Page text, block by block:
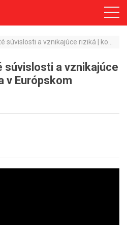
súvislosti a vznikajúce
v Európskom